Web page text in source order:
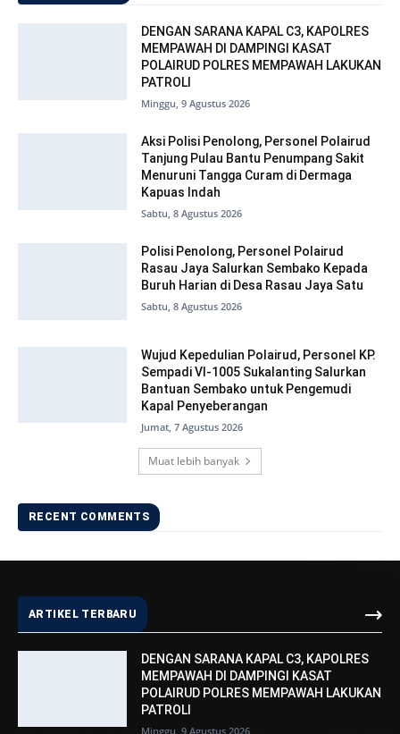
DENGAN SARANA KAPAL C3, KAPOLRES
MEMPAWAH DI DAMPINGI KASAT
POLAIRUD POLRES MEMPAWAH LAKUKAN
PATROLI
Minggu, 9 Agustus 2026
Aksi Polisi Penolong, Personel Polairud
Tanjung Pulau Bantu Penumpang Sakit
Menuruni Tangga Curam di Dermaga
Kapuas Indah
Sabtu, 8 Agustus 2026
Polisi Penolong, Personel Polairud
Rasau Jaya Salurkan Sembako Kepada
Buruh Harian di Desa Rasau Jaya Satu
Sabtu, 8 Agustus 2026
Wujud Kepedulian Polairud, Personel KP.
Sempadi VI-1005 Sukalanting Salurkan
Bantuan Sembako untuk Pengemudi
Kapal Penyeberangan
Jumat, 7 Agustus 2026
Muat lebih banyak
RECENT COMMENTS
ARTIKEL TERBARU
DENGAN SARANA KAPAL C3, KAPOLRES
MEMPAWAH DI DAMPINGI KASAT
POLAIRUD POLRES MEMPAWAH LAKUKAN
PATROLI
Minggu, 9 Agustus 2026